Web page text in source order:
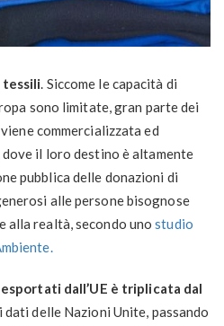
. Siccome le capacità di
sono limitate, gran parte dei
commercializzata ed
dove il loro destino è altamente
pubblica delle donazioni di
alle persone bisognose
alla realtà, secondo unostudio
dall’UE è triplicata dal
dati delle Nazioni Unite, passando